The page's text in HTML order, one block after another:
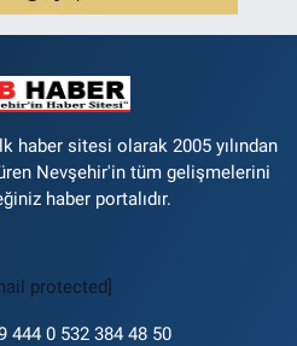
haber sitesi olarak 2005 yılından
Nevşehir'in tüm gelişmelerini
haber portalıdır.
protected]
444 0 532 384 48 50